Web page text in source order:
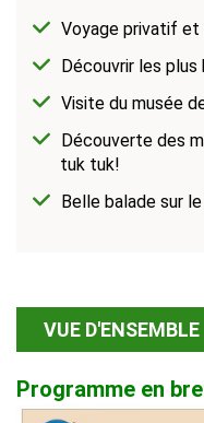
Voyage privatif et
Découvrir les
Visite du musée
Découverte des
tuk tuk!
Belle balade sur
VUE D'ENSEMBLE
Programme en